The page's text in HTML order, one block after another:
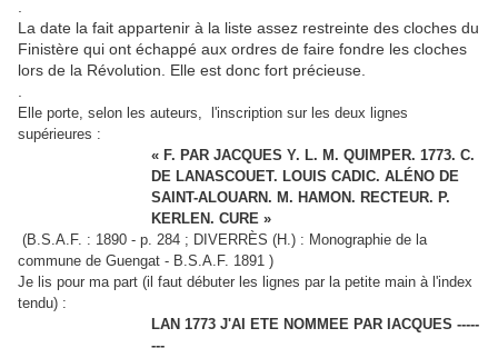
La date la fait appartenir à la liste assez restreinte des cloches du
Finistère qui ont échappé aux ordres de faire fondre les cloches
lors de la Révolution. Elle est donc fort précieuse.
Elle porte, selon les auteurs, l'inscription sur les deux lignes
supérieures :
« F. PAR JACQUES Y. L. M. QUIMPER. 1773. C.
DE LANASCOUET. LOUIS CADIC. ALÉNO DE
SAINT-ALOUARN. M. HAMON. RECTEUR. P.
KERLEN. CURE »
(B.S.A.F. : 1890 - p. 284 ; DIVERRÈS (H.) : Monographie de la
commune de Guengat - B.S.A.F. 1891 )
Je lis pour ma part (il faut débuter les lignes par la petite main à l'index
tendu) :
LAN 1773 J'AI ETE NOMMEE PAR IACQUES -----